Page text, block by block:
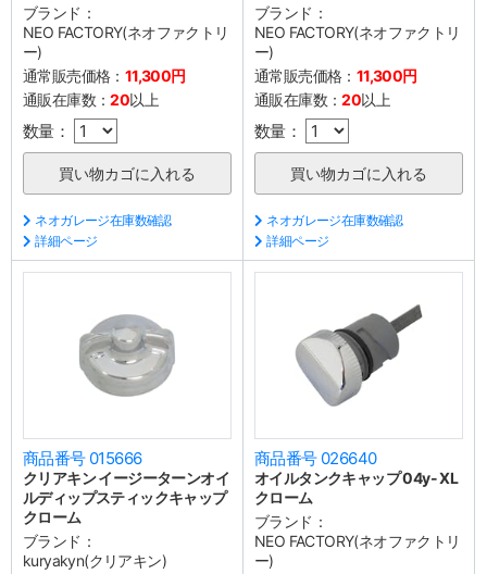
ブランド：
NEO FACTORY(ネオファクトリ
ー)
通常販売価格： 11,300円
通販在庫数：20以上
数量：
ネオガレージ在庫数確認
詳細ページ
ブランド：
NEO FACTORY(ネオファクトリ
ー)
通常販売価格： 11,300円
通販在庫数：20以上
数量：
ネオガレージ在庫数確認
詳細ページ
商品番号 015666
クリアキン イージーターンオイ
ルディップスティックキャップ
クローム
ブランド：
kuryakyn(クリアキン)
商品番号 026640
オイルタンクキャップ 04y- XL
クローム
ブランド：
NEO FACTORY(ネオファクトリ
ー)